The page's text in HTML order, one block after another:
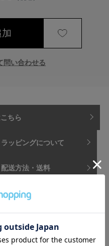
問い合わせる
ちら
ラッピングについて
配送方法・送料